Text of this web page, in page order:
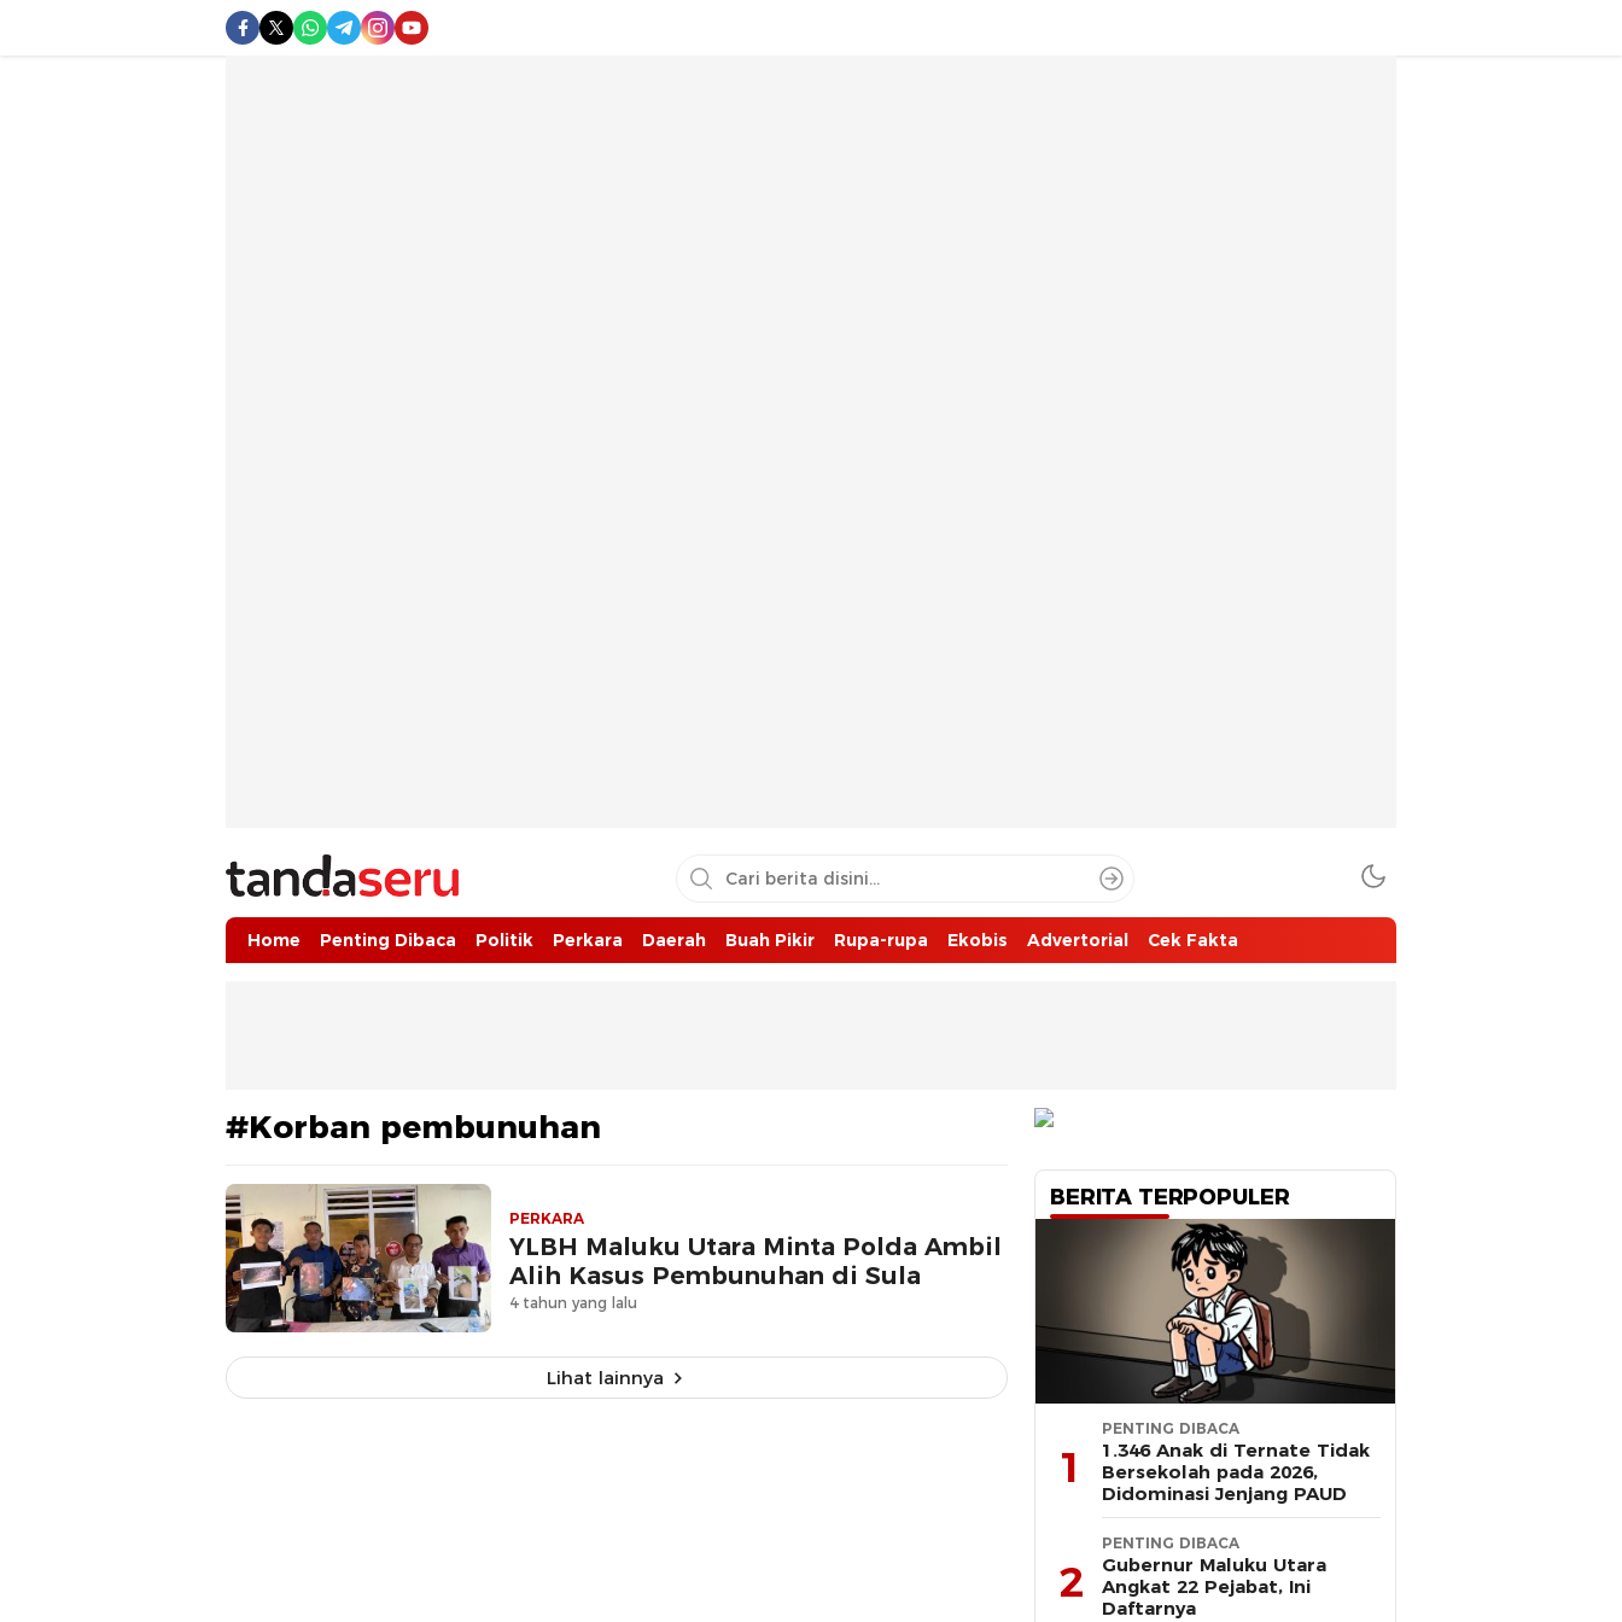
tandaseru.com | Penting Dibaca
tandaseru.com
Home Penting Dibaca Politik Perkara Daerah Buah Pikir Rupa-rupa Ekobis Advertorial Cek Fakta
#Korban pembunuhan
PERKARA
YLBH Maluku Utara Minta Polda Ambil
Alih Kasus Pembunuhan di Sula
4 tahun yang lalu
Lihat lainnya
BERITA TERPOPULER
1
PENTING DIBACA
1.346 Anak di Ternate Tidak
Bersekolah pada 2026,
Didominasi Jenjang PAUD
2
PENTING DIBACA
Gubernur Maluku Utara
Angkat 22 Pejabat, Ini
Daftarnya